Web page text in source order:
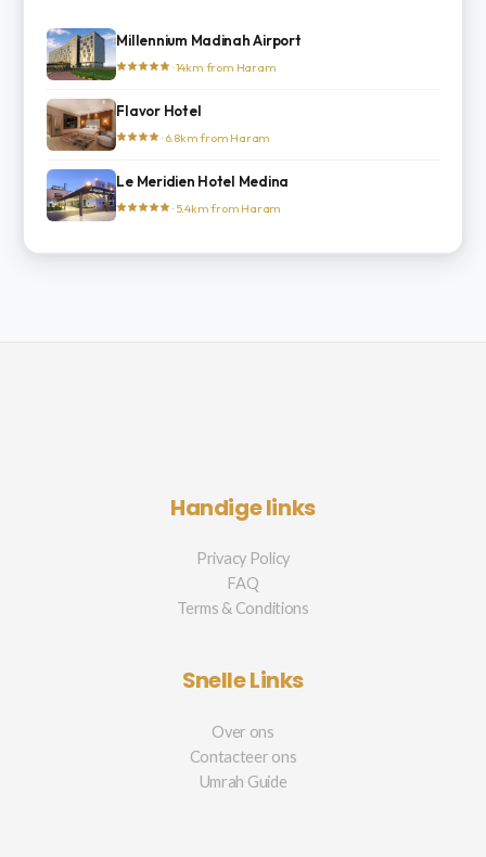
Millennium Madinah Airport
· 14km from Haram
Flavor Hotel
· 6.8km from Haram
Le Meridien Hotel Medina
· 5.4km from Haram
Handige links
Privacy Policy
FAQ
Terms & Conditions
Snelle Links
Over ons
Contacteer ons
Umrah Guide